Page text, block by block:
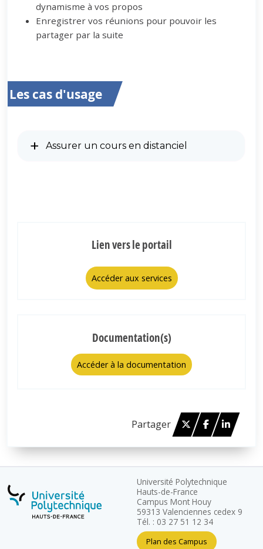
dynamisme à vos propos
Enregistrer vos réunions pour pouvoir les
partager par la suite
Les cas d'usage
Assurer un cours en distanciel
Partager TwitterFacebook
Linked
Lien vers le portail
Accéder aux services
Documentation(s)
Accéder à la documentation
Université Polytechnique
Hauts-de-France
Campus Mont Houy
59313 Valenciennes cedex 9
Tél. : 03 27 51 12 34
Plan des Campus